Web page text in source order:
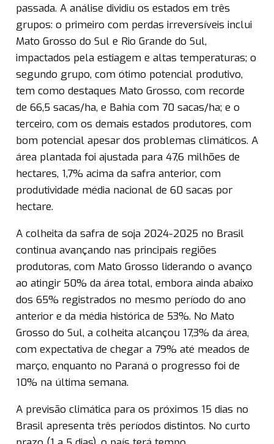
passada. A análise dividiu os estados em três
grupos: o primeiro com perdas irreversíveis inclui
Mato Grosso do Sul e Rio Grande do Sul,
impactados pela estiagem e altas temperaturas; o
segundo grupo, com ótimo potencial produtivo,
tem como destaques Mato Grosso, com recorde
de 66,5 sacas/ha, e Bahia com 70 sacas/ha; e o
terceiro, com os demais estados produtores, com
bom potencial apesar dos problemas climáticos. A
área plantada foi ajustada para 47,6 milhões de
hectares, 1,7% acima da safra anterior, com
produtividade média nacional de 60 sacas por
hectare.
A colheita da safra de soja 2024-2025 no Brasil
continua avançando nas principais regiões
produtoras, com Mato Grosso liderando o avanço
ao atingir 50% da área total, embora ainda abaixo
dos 65% registrados no mesmo período do ano
anterior e da média histórica de 53%. No Mato
Grosso do Sul, a colheita alcançou 17,3% da área,
com expectativa de chegar a 79% até meados de
março, enquanto no Paraná o progresso foi de
10% na última semana.
A previsão climática para os próximos 15 dias no
Brasil apresenta três períodos distintos. No curto